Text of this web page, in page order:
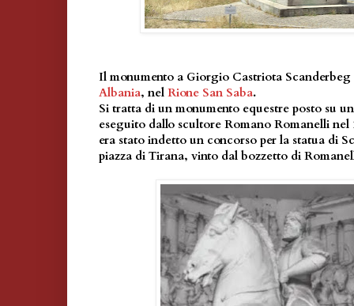
Il monumento a Giorgio Castriota
Albania, nel Rione San Saba.
Si tratta di un monumento equestre posto su
eseguito dallo scultore Romano Romanelli nel
era stato indetto un concorso per la statua di
piazza di Tirana, vinto dal bozzetto di